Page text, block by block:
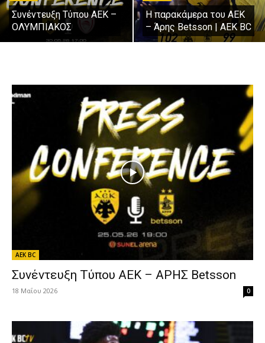
Συνέντευξη Τύπου ΑΕΚ –
ΟΛΥΜΠΙΑΚΟΣ
Η παρακάμερα του ΑΕΚ
– Άρης Betsson | AEK BC
AEK BC
Συνέντευξη Τύπου ΑΕΚ – ΑΡΗΣ Betsson
18 Μαΐου 2026 0